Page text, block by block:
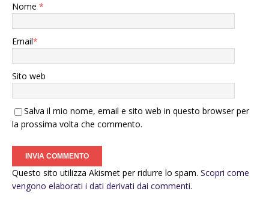
Nome *
Email*
Sito web
Salva il mio nome, email e sito web in questo browser per
la prossima volta che commento.
Questo sito utilizza Akismet per ridurre lo spam. Scopri come
vengono elaborati i dati derivati dai commenti.